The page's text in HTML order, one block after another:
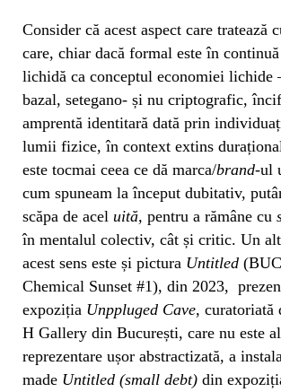
Consider că acest aspect care tratează
care, chiar dacă formal este în
lichidă ca conceptul economiei lichide
bazal, setegano- și nu criptografic,
amprentă identitară dată prin
lumii fizice, în context extins
este tocmai ceea ce dă marca/brand-ul
cum spuneam la început dubitativ,
scăpa de acel uită, pentru a rămâne cu
în mentalul colectiv, cât și critic. Un
acest sens este și pictura Untitled
Chemical Sunset #1), din 2023,
expoziția Unppluged Cave, curatoriată
H Gallery din București, care nu este
reprezentare ușor abstractizată, a
made Untitled (small debt) din